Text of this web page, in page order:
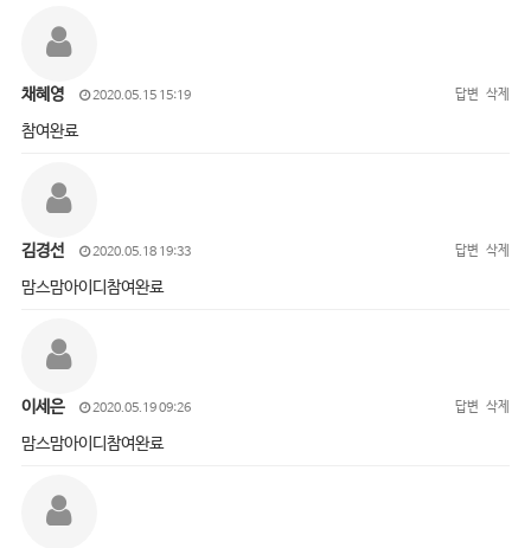
채혜영 2020.05.15 15:19 답변 삭제
참여완료
김경선 2020.05.18 19:33 답변 삭제
맘스맘아이디참여완료
이세은 2020.05.19 09:26 답변 삭제
맘스맘아이디참여완료